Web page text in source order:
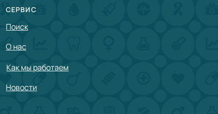
СЕРВИС
Поиск
О нас
Как мы работаем
Новости